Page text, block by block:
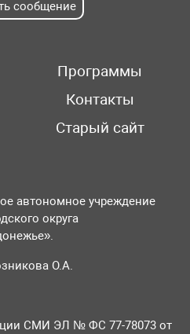
сообщение
Программы
Контакты
Старый сайт
автономное учреждение
округа
О.А.
СМИ ЭЛ № ФС 77-78073 от